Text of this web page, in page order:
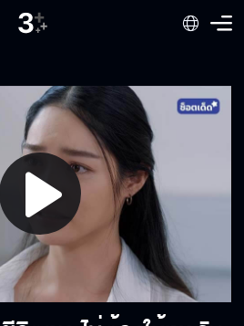
Play
Video
างน้อยระหว่างเราก็ควรมีสักคนที่สมหวัง
มันเจ็บตรงที่ทุกคนบอกว่าคุณรักผม แต่ผมไม่
ยได้ยินจากปากของคุณเลย
หวังว่าจะชอบสร้อยเส้นนี้นะครับ คุณคนสำคัญ